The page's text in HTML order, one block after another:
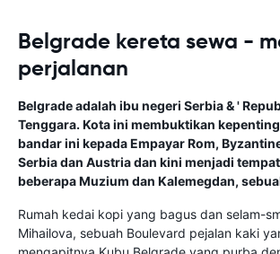
Belgrade kereta sewa -
perjalanan
Belgrade adalah ibu negeri Serbia & '
Tenggara. Kota ini membuktikan
bandar ini kepada Empayar Rom,
Serbia dan Austria dan kini menjadi
beberapa Muzium dan Kalemegdan,
Rumah kedai kopi yang bagus dan selam-
Mihailova, sebuah Boulevard pejalan kaki